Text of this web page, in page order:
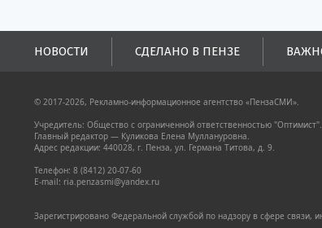
НОВОСТИ СДЕЛАНО В ПЕНЗЕ
© 2017-2026, Рекламно-информационное агентство «ПензаСМИ».
Учредитель: Общество с ограниченной ответственностью "Оптимист".
Главный редактор — Куликова Елена Муллануровна.
Адрес редакции: 440028, г. Пенза, ул. Германа Титова, д. 9.
Телефон: 8 (8412) 20-07-60
E-mail: ria.penzasmi@yandex.ru
Зарегистрировано Федеральной службой по надзору в сфере